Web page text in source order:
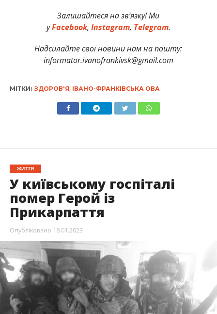
Залишайтеся на зв’язку! Ми
уFacebook, Instagram, Telegram.
Надсилайте свої новини нам на пошту:
informator.ivanofrankivsk@gmail.com
МІТКИ: ЗДОРОВ'Я ІВАНО-ФРАНКІВСЬКА ОВА
ЖИТТЯ
У київському госпіталі
помер Герой із
Прикарпаття
Опубліковано 18.01.2023